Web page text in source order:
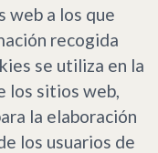
web a los que
recogida
se utiliza en la
los sitios web,
la elaboración
los usuarios de